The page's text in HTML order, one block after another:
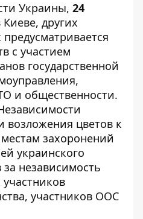
Украины, 24
Киеве, других
с участием
государственной
и общественности.
возложения цветов к
захоронений
украинского
за независимость
участников ООС